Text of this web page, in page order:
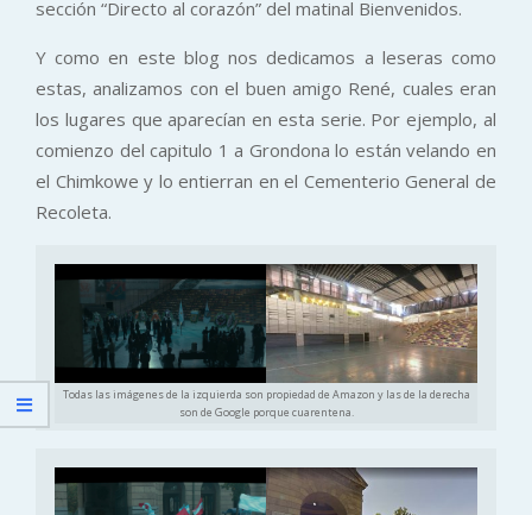
sección “Directo al corazón” del matinal Bienvenidos.
Y como en este blog nos dedicamos a leseras como
estas, analizamos con el buen amigo René, cuales eran
los lugares que aparecían en esta serie. Por ejemplo, al
comienzo del capitulo 1 a Grondona lo están velando en
el Chimkowe y lo entierran en el Cementerio General de
Recoleta.
Todas las imágenes de la izquierda son propiedad de Amazon y las de la derecha
son de Google porque cuarentena.